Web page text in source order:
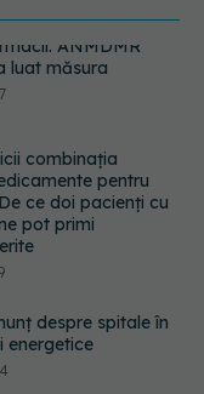
combinația
pentru
despre spitale în
schimbă